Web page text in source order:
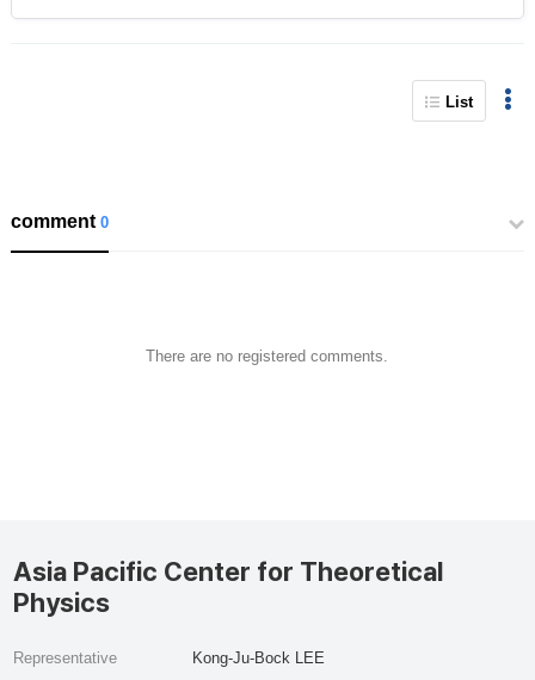
List
comment0
There are no registered comments.
Asia Pacific Center for Theoretical
Physics
Representative
Kong-Ju-Bock LEE